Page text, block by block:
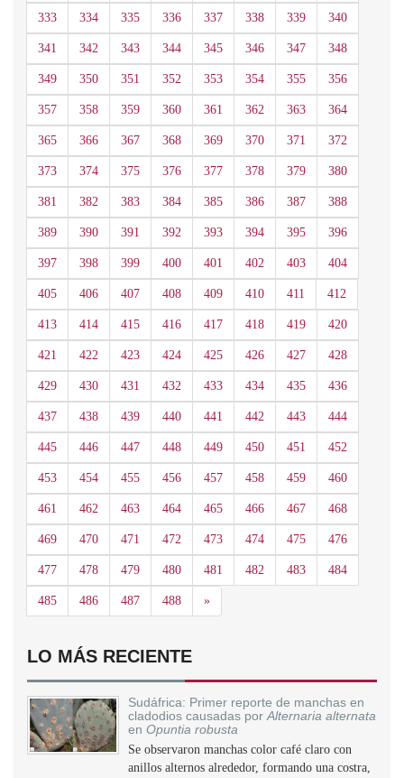
333 334 335 336 337 338 339 340
341 342 343 344 345 346 347 348
349 350 351 352 353 354 355 356
357 358 359 360 361 362 363 364
365 366 367 368 369 370 371 372
373 374 375 376 377 378 379 380
381 382 383 384 385 386 387 388
389 390 391 392 393 394 395 396
397 398 399 400 401 402 403 404
405 406 407 408 409 410 411 412
413 414 415 416 417 418 419 420
421 422 423 424 425 426 427 428
429 430 431 432 433 434 435 436
437 438 439 440 441 442 443 444
445 446 447 448 449 450 451 452
453 454 455 456 457 458 459 460
461 462 463 464 465 466 467 468
469 470 471 472 473 474 475 476
477 478 479 480 481 482 483 484
485 486 487 488 »Siguiente
LO MÁS RECIENTE
Sudáfrica: Primer reporte de manchas en
cladodios causadas por Alternaria alternata
en Opuntia robusta
Se observaron manchas color café claro con
anillos alternos alrededor, formando una costra,